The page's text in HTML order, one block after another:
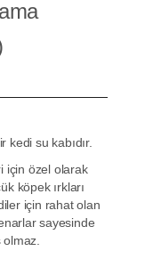
kedi su kabıdır.
için özel olarak
köpek ırkları
için rahat olan
sayesinde
olmaz.